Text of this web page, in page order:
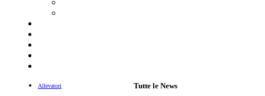
Allevatori Tutte le News